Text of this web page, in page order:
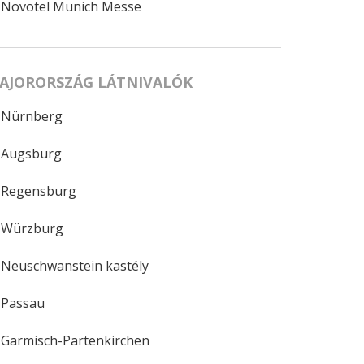
Novotel Munich Messe
LÁTNIVALÓK
Nürnberg
Augsburg
Regensburg
Würzburg
Neuschwanstein kastély
Passau
Garmisch-Partenkirchen